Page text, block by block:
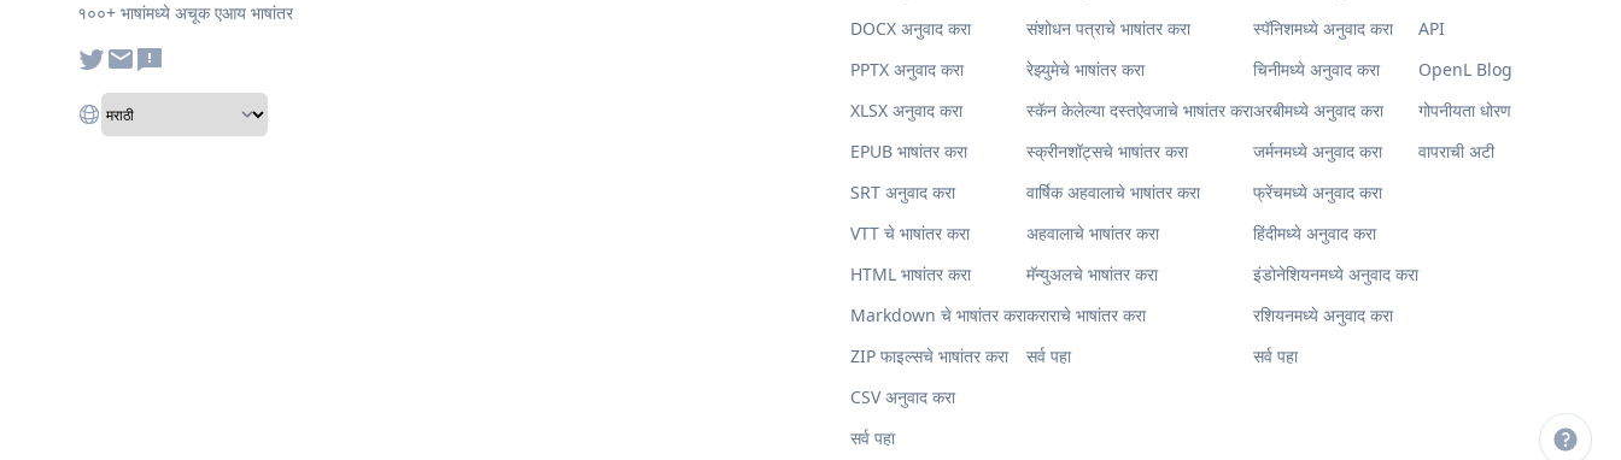
१००+ भाषांमध्ये अचूक एआय भाषांतर
संशोधन पत्राचे भाषांतर करा
रेझ्युमेचे भाषांतर करा
स्कॅन केलेल्या दस्तऐवजाचे भाषांतर करा
स्क्रीनशॉट्सचे भाषांतर करा
वार्षिक अहवालाचे भाषांतर करा
अहवालाचे भाषांतर करा
मॅन्युअलचे भाषांतर करा
कराराचे भाषांतर करा
सर्व पहा
स्पॅनिशमध्ये अनुवाद करा
चिनीमध्ये अनुवाद करा
अरबीमध्ये अनुवाद करा
जर्मनमध्ये अनुवाद करा
फ्रेंचमध्ये अनुवाद करा
हिंदीमध्ये अनुवाद करा
इंडोनेशियनमध्ये अनुवाद करा
रशियनमध्ये अनुवाद करा
सर्व पहा
DOCX अनुवाद करा
PPTX अनुवाद करा
XLSX अनुवाद करा
EPUB भाषांतर करा
SRT अनुवाद करा
VTT चे भाषांतर करा
HTML भाषांतर करा
Markdown चे भाषांतर करा
ZIP फाइल्सचे भाषांतर करा
CSV अनुवाद करा
सर्व पहा
API
OpenL Blog
गोपनीयता धोरण
वापराची अटी